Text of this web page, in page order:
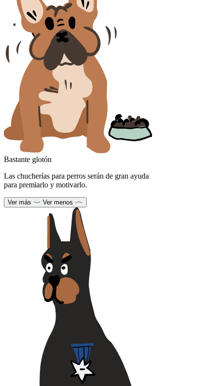
Bastante glotón
Las chucherías para perros serán de gran ayuda
para premiarlo y motivarlo.
Ver más Ver menos